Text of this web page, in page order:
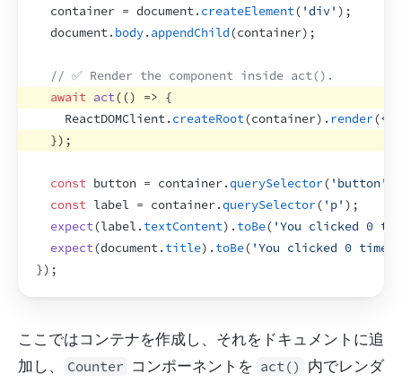
container = document. createElement( 'div' ) ;
document. body. appendChild(container) ;
// ✅ Render the component inside act().
await act(() => {
ReactDOMClient. createRoot(container) . render(<
}) ;
const button = container.querySelector( 'button'
const label = container.querySelector( 'p' ) ;
expect(label. textContent) . toBe( 'You clicked 0
expect(document. title) . toBe( 'You clicked 0 times'
}) ;
ここではコンテナを作成し、それをドキュメントに追
加し、
Counter コンポーネントを act()
内でレンダ